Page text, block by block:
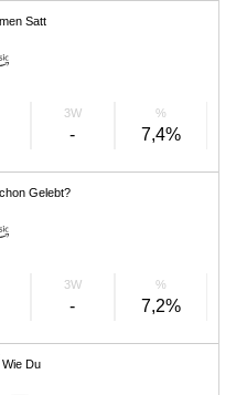
Satt
3W
-
%
7,4%
Gelebt?
3W
-
%
7,2%
Du